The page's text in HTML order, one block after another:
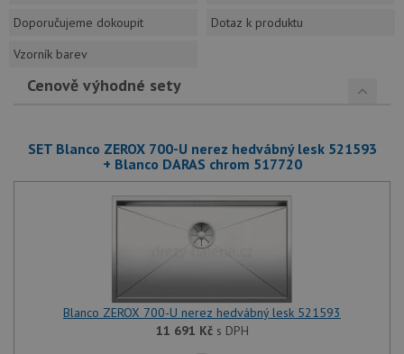
Doporučujeme dokoupit
Dotaz k produktu
Vzorník barev
Cenově výhodné sety
SET Blanco ZEROX 700-U nerez hedvábný lesk 521593
+ Blanco DARAS chrom 517720
Blanco ZEROX 700-U nerez hedvábný lesk 521593
11 691 Kčs DPH